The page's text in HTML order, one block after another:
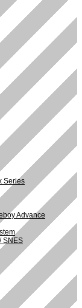
Series
Advance
SNES